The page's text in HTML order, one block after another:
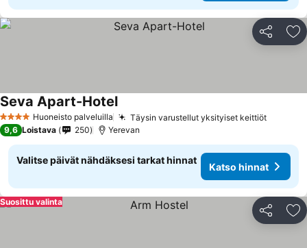
Jaa
4 TähtiluokitusHuoneisto palveluilla Täysin varustellut yksityiset keittiötKatso
Seva Apart-HotelKatso hinnat
9,6 Loistava 250 Yerevan
Valitse päivät nähdäksesi tarkat hinnat
Katso hinnat
Jaa
Suosittu valinta